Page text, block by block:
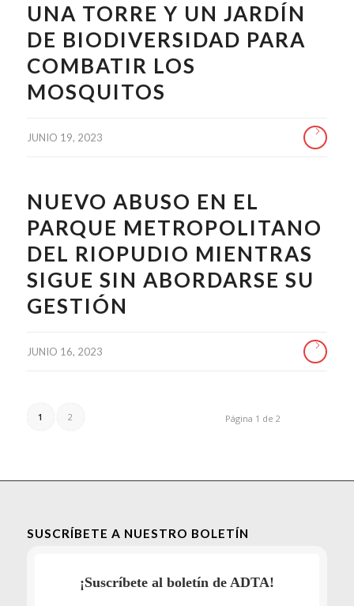
UNA TORRE Y UN JARDÍN
DE BIODIVERSIDAD PARA
COMBATIR LOS
MOSQUITOS
JUNIO 19, 2023
NUEVO ABUSO EN EL
PARQUE METROPOLITANO
DEL RIOPUDIO MIENTRAS
SIGUE SIN ABORDARSE SU
GESTIÓN
JUNIO 16, 2023
Página 1 de 2
1 2
SUSCRÍBETE A NUESTRO BOLETÍN
¡Suscríbete al boletín de ADTA!